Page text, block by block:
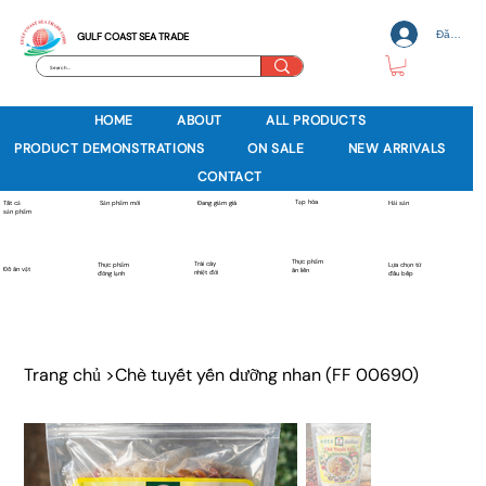
GULF COAST SEA TRADE Đăng
HOME ABOUT
ALL PRODUCTS
PRODUCT DEMONSTRATIONS
ON SALE
NEW ARRIVALS
CONTACT
Tất cả
sản phẩm
Sản phẩm mới Đang giảm giá Tạp hóa Hải sản
Đồ ăn vặt
Thực phẩm
đông lạnh
Trái cây
nhiệt đới
Thực phẩm
ăn liền
Lựa chọn từ
đầu bếp
Trang chủ >Chè tuyết yến dưỡng nhan (FF 00690)